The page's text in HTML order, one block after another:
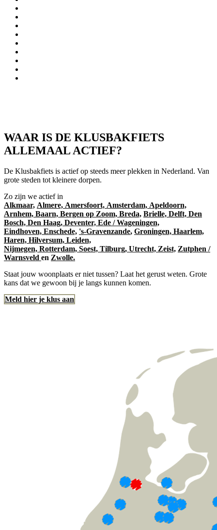
WAAR IS DE KLUSBAKFIETS
ALLEMAAL ACTIEF?
De Klusbakfiets is actief op steeds meer plekken in Nederland. Van
grote steden tot kleinere dorpen.
Zo zijn we actief in
Alkmaar, Almere, Amersfoort, Amsterdam, Apeldoorn,
Arnhem, Baarn, Bergen op Zoom, Breda, Brielle, Delft, Den
Bosch, Den Haag, Deventer, Ede / Wageningen,
Eindhoven, Enschede, 's-Gravenzande, Groningen, Haarlem,
Haren, Hilversum, Leiden,
Nijmegen, Rotterdam, Soest, Tilburg, Utrecht, Zeist, Zutphen /
Warnsveld en Zwolle.
Staat jouw woonplaats er niet tussen? Laat het gerust weten. Grote
kans dat we gewoon bij je langs kunnen komen.
Meld hier je klus aan